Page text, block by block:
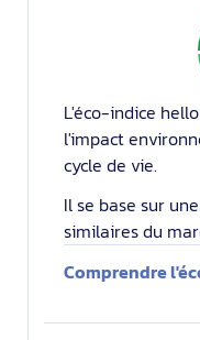
L'éco-indice
l'impact
cycle de vie.
Il se base sur
similaires du
Comprendre